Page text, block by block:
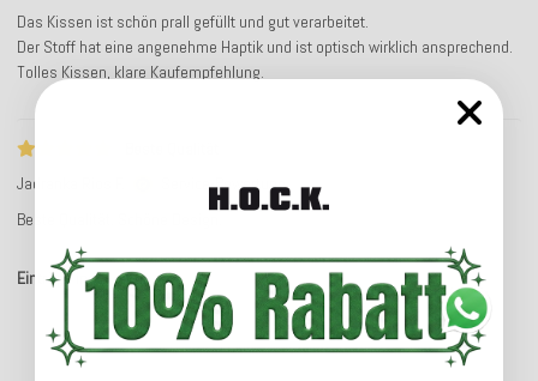
Das Kissen ist schön prall gefüllt und gut verarbeitet.
Der Stoff hat eine angenehme Haptik und ist optisch wirklich ansprechend.
Tolles Kissen, klare Kaufempfehlung.
Jadranka Rios F.
Service-Bewertung
Beste Qualität. Schöne Design.
Einträge insgesamt: 4